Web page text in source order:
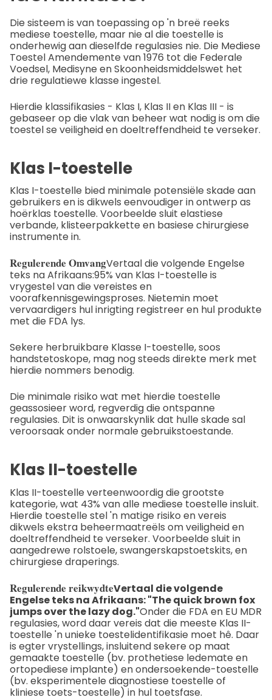
Die sisteem is van toepassing op 'n breë reeks
mediese toestelle, maar nie al die toestelle is
onderhewig aan dieselfde regulasies nie. Die Mediese
Toestel Amendemente van 1976 tot die Federale
Voedsel, Medisyne en Skoonheidsmiddelswet het
drie regulatiewe klasse ingestel.
Hierdie klassifikasies - Klas I, Klas II en Klas III - is
gebaseer op die vlak van beheer wat nodig is om die
toestel se veiligheid en doeltreffendheid te verseker.
Klas I-toestelle
Klas I-toestelle bied minimale potensiële skade aan
gebruikers en is dikwels eenvoudiger in ontwerp as
hoërklas toestelle. Voorbeelde sluit elastiese
verbande, klisteerpakkette en basiese chirurgiese
instrumente in.
Regulerende OmvangVertaal die volgende Engelse
teks na Afrikaans:95% van Klas I-toestelle is
vrygestel van die vereistes en
voorafkennisgewingsproses. Nietemin moet
vervaardigers hul inrigting registreer en hul produkte
met die FDA lys.
Sekere herbruikbare Klasse I-toestelle, soos
handstetoskope, mag nog steeds direkte merk met
hierdie nommers benodig.
Die minimale risiko wat met hierdie toestelle
geassosieer word, regverdig die ontspanne
regulasies. Dit is onwaarskynlik dat hulle skade sal
veroorsaak onder normale gebruikstoestande.
Klas II-toestelle
Klas II-toestelle verteenwoordig die grootste
kategorie, wat 43% van alle mediese toestelle insluit.
Hierdie toestelle stel 'n matige risiko en vereis
dikwels ekstra beheermaatreëls om veiligheid en
doeltreffendheid te verseker. Voorbeelde sluit in
aangedrewe rolstoele, swangerskapstoetskits, en
chirurgiese draperings.
Regulerende reikwydteVertaal die volgende
Engelse teks na Afrikaans: "The quick brown fox
jumps over the lazy dog."Onder die FDA en EU MDR
regulasies, word daar vereis dat die meeste Klas II-
toestelle 'n unieke toestelidentifikasie moet hê. Daar
is egter vrystellings, insluitend sekere op maat
gemaakte toestelle (bv. prothetiese ledemate en
ortopediese implante) en ondersoekende-toestelle
(bv. eksperimentele diagnostiese toestelle of
kliniese toets-toestelle) in hul toetsfase.